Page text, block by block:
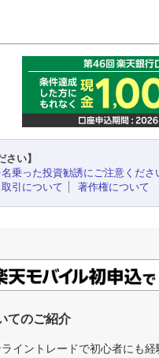
さい】
名乗った投資勧誘にご注意くださ
引について
著作権について
てのご紹介
イントレードで初心者にも